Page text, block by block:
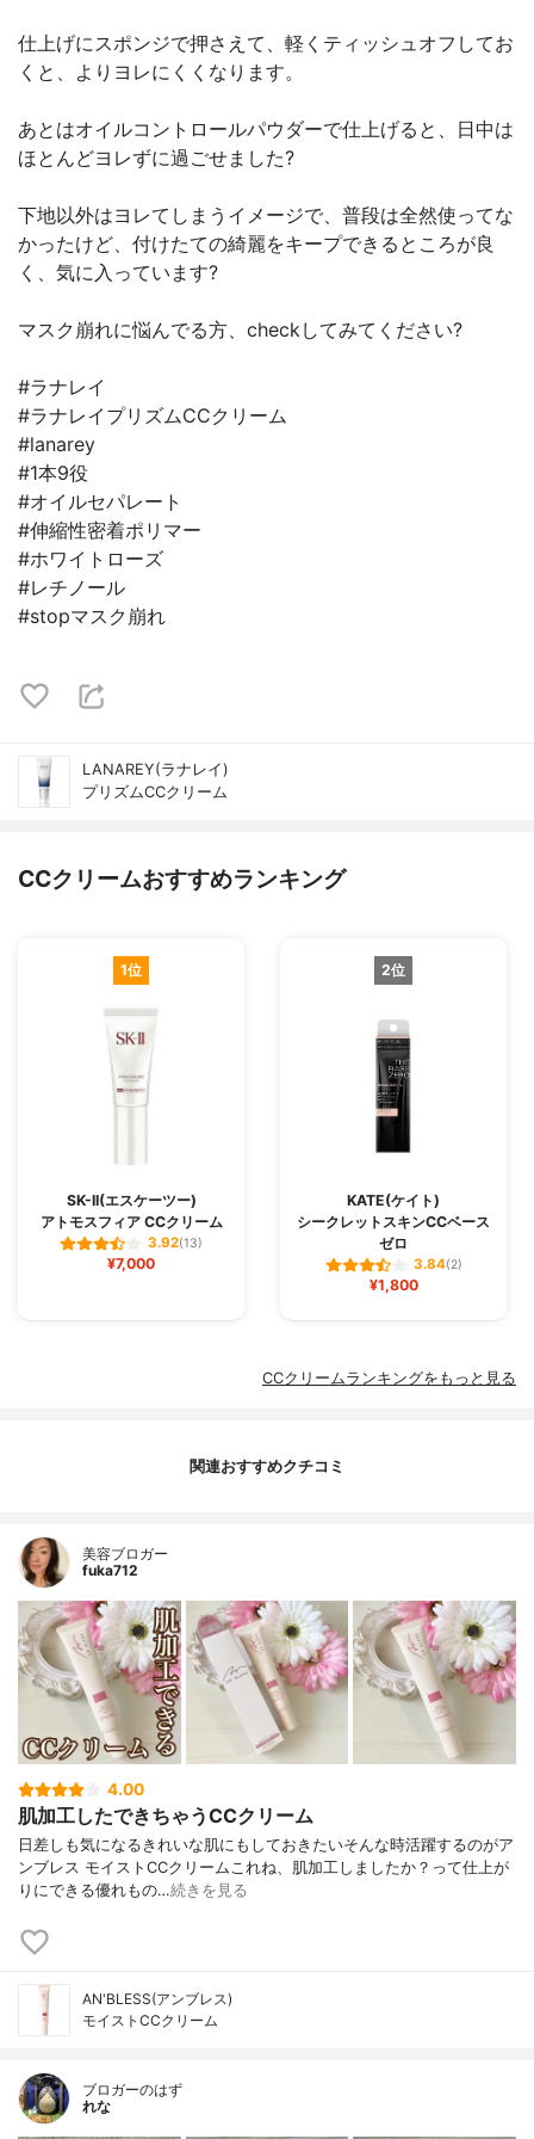
仕上げにスポンジで押さえて、軽くティッシュオフしてお
くと、よりヨレにくくなります。
あとはオイルコントロールパウダーで仕上げると、日中は
ほとんどヨレずに過ごせました?
下地以外はヨレてしまうイメージで、普段は全然使ってな
かったけど、付けたての綺麗をキープできるところが良
く、気に入っています?
マスク崩れに悩んでる方、checkしてみてください?
#ラナレイ
#ラナレイプリズムCCクリーム
#lanarey
#1本9役
#オイルセパレート
#伸縮性密着ポリマー
#ホワイトローズ
#レチノール
#stopマスク崩れ
LANAREY(ラナレイ)
プリズムCCクリーム
CCクリームおすすめランキング
1位
SK-II(エスケーツー)
アトモスフィア CCクリーム
3.92(13)
¥7,000
2位
KATE(ケイト)
シークレットスキンCCベース
ゼロ
3.84(2)
¥1,800
CCクリームランキングをもっと見る
関連おすすめクチコミ
美容ブロガー
fuka712
4.00
肌加工したできちゃうCCクリーム
日差しも気になる⁣きれいな肌にもしておきたい⁣⁣そんな時活躍するのがア
ンブレス モイストCCクリーム⁣⁣これね、肌加工しましたか？って⁣仕上が
りにできる優れもの…続きを見る
AN'BLESS(アンブレス)
モイストCCクリーム
ブロガーのはず
れな